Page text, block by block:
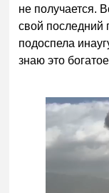
не получается.
свой последний
подоспела
знаю это